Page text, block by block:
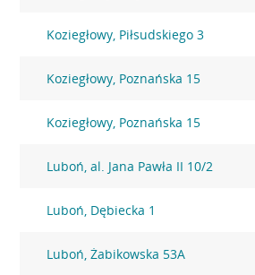
Koziegłowy, Piłsudskiego 3
Koziegłowy, Poznańska 15
Koziegłowy, Poznańska 15
Luboń, al. Jana Pawła II 10/2
Luboń, Dębiecka 1
Luboń, Żabikowska 53A